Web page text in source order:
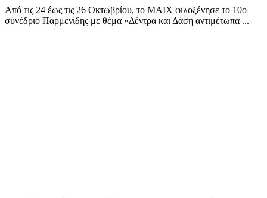
Από τις 24 έως τις 26 Οκτωβρίου, το ΜΑΙΧ φιλοξένησε το 10ο
συνέδριο Παρμενίδης με θέμα «Δέντρα και Δάση αντιμέτωπα ...